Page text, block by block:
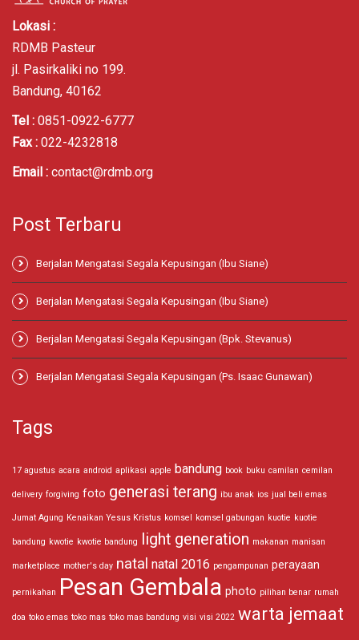
Lokasi :
RDMB Pasteur
jl. Pasirkaliki no 199.
Bandung, 40162
Tel : 0851-0922-6777
Fax : 022-4232818
Email : contact@rdmb.org
Post Terbaru
Berjalan Mengatasi Segala Kepusingan (Ibu Siane)
Berjalan Mengatasi Segala Kepusingan (Ibu Siane)
Berjalan Mengatasi Segala Kepusingan (Bpk. Stevanus)
Berjalan Mengatasi Segala Kepusingan (Ps. Isaac Gunawan)
Tags
17 agustus acara android aplikasi apple bandung book buku camilan cemilan
delivery forgiving foto generasi terang ibu anak ios jual beli emas
Jumat Agung Kenaikan Yesus Kristus komsel komsel gabungan kuotie kuotie
bandung kwotie kwotie bandung light generation makanan manisan
marketplace mother's day natal natal 2016 pengampunan perayaan
pernikahan Pesan Gembala photo pilihan benar rumah
doa toko emas toko mas toko mas bandung visi visi 2022 warta jemaat